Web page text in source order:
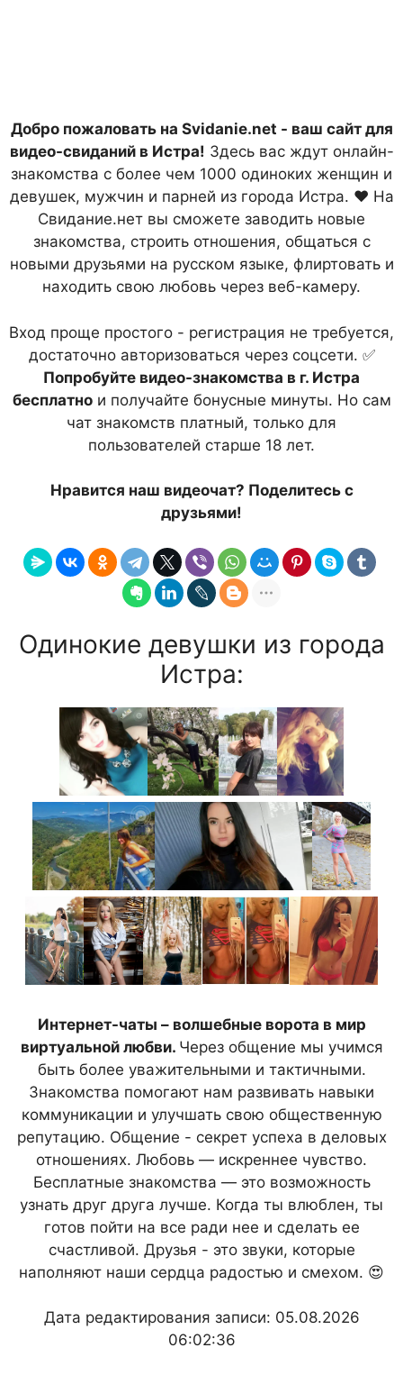
Добро пожаловать на Svidanie.net - ваш сайт для
видео-свиданий в Истра! Здесь вас ждут онлайн-
знакомства с более чем 1000 одиноких женщин и
девушек, мужчин и парней из города Истра. ❤ На
Свидание.нет вы сможете заводить новые
знакомства, строить отношения, общаться с
новыми друзьями на русском языке, флиртовать и
находить свою любовь через веб-камеру.
Вход проще простого - регистрация не требуется,
достаточно авторизоваться через соцсети. ✅
Попробуйте видео-знакомства в г. Истра
бесплатнои получайте бонусные минуты. Но сам
чат знакомств платный, только для
пользователей старше 18 лет.
Нравится наш видеочат? Поделитесь с
друзьями!
Одинокие девушки из города
Истра:
Интернет-чаты – волшебные ворота в мир
виртуальной любви. Через общение мы учимся
быть более уважительными и тактичными.
Знакомства помогают нам развивать навыки
коммуникации и улучшать свою общественную
репутацию. Общение - секрет успеха в деловых
отношениях. Любовь — искреннее чувство.
Бесплатные знакомства — это возможность
узнать друг друга лучше. Когда ты влюблен, ты
готов пойти на все ради нее и сделать ее
счастливой. Друзья - это звуки, которые
наполняют наши сердца радостью и смехом. 😍
Дата редактирования записи: 05.08.2026
06:02:36